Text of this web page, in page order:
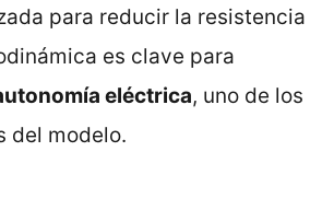
para reducir la resistencia
es clave para
eléctrica, uno de los
del modelo.